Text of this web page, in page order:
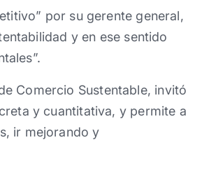
por su gerente general,
y en ese sentido
Comercio Sustentable, invitó
y cuantitativa, y permite a
ir mejorando y